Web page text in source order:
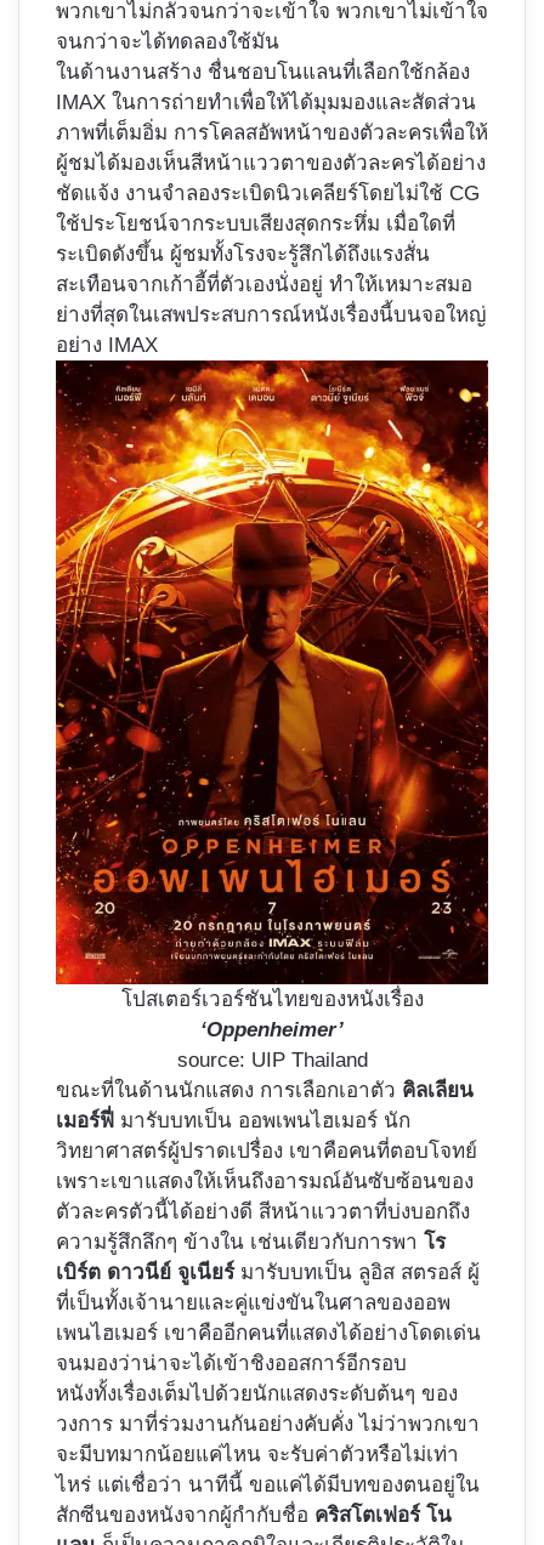
พวกเขาไม่กลัวจนกว่าจะเข้าใจ พวกเขาไม่เข้าใจ
จนกว่าจะได้ทดลองใช้มัน
ในด้านงานสร้าง ชื่นชอบโนแลนที่เลือกใช้กล้อง
IMAX ในการถ่ายทำเพื่อให้ได้มุมมองและสัดส่วน
ภาพที่เต็มอิ่ม การโคลสอัพหน้าของตัวละครเพื่อให้
ผู้ชมได้มองเห็นสีหน้าแววตาของตัวละครได้อย่าง
ชัดแจ้ง งานจำลองระเบิดนิวเคลียร์โดยไม่ใช้ CG
ใช้ประโยชน์จากระบบเสียงสุดกระหึ่ม เมื่อใดที่
ระเบิดดังขึ้น ผู้ชมทั้งโรงจะรู้สึกได้ถึงแรงสั่น
สะเทือนจากเก้าอี้ที่ตัวเองนั่งอยู่ ทำให้เหมาะสมอ
ย่างที่สุดในเสพประสบการณ์หนังเรื่องนี้บนจอใหญ่
อย่าง IMAX
โปสเตอร์เวอร์ชันไทยของหนังเรื่อง
‘Oppenheimer’
source: UIP Thailand
ขณะที่ในด้านนักแสดง การเลือกเอาตัว คิลเลียน
เมอร์ฟี่ มารับบทเป็น ออพเพนไฮเมอร์ นัก
วิทยาศาสตร์ผู้ปราดเปรื่อง เขาคือคนที่ตอบโจทย์
เพราะเขาแสดงให้เห็นถึงอารมณ์อันซับซ้อนของ
ตัวละครตัวนี้ได้อย่างดี สีหน้าแววตาที่บ่งบอกถึง
ความรู้สึกลึกๆ ข้างใน เช่นเดียวกับการพา โร
เบิร์ต ดาวนีย์ จูเนียร์มารับบทเป็น ลูอิส สตรอส์ ผู้
ที่เป็นทั้งเจ้านายและคู่แข่งขันในศาลของออพ
เพนไฮเมอร์ เขาคืออีกคนที่แสดงได้อย่างโดดเด่น
จนมองว่าน่าจะได้เข้าชิงออสการ์อีกรอบ
หนังทั้งเรื่องเต็มไปด้วยนักแสดงระดับต้นๆ ของ
วงการ มาที่ร่วมงานกันอย่างคับคั่ง ไม่ว่าพวกเขา
จะมีบทมากน้อยแค่ไหน จะรับค่าตัวหรือไม่เท่า
ไหร่ แต่เชื่อว่า นาทีนี้ ขอแค่ได้มีบทของตนอยู่ใน
สักซีนของหนังจากผู้กำกับชื่อ คริสโตเฟอร์ โน